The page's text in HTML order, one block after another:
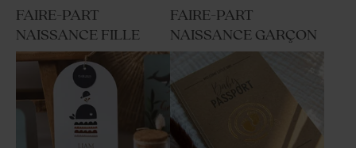
FAIRE-PART
NAISSANCE FILLE
FAIRE-PART
NAISSANCE GARÇON